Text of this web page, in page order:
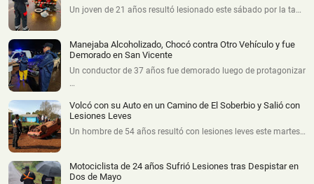
Un joven de 21 años resultó lesionado este sábado por la ta…
Manejaba Alcoholizado, Chocó contra Otro Vehículo y fue
Demorado en San Vicente
Un conductor de 37 años fue demorado luego de protagonizar
…
Volcó con su Auto en un Camino de El Soberbio y Salió con
Lesiones Leves
Un hombre de 54 años resultó con lesiones leves este martes…
Motociclista de 24 años Sufrió Lesiones tras Despistar en
Dos de Mayo